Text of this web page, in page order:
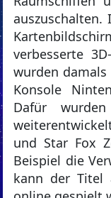
verbesserte
wurden
Konsole
Dafür
und Star Fox
Beispiel die
kann der Titel